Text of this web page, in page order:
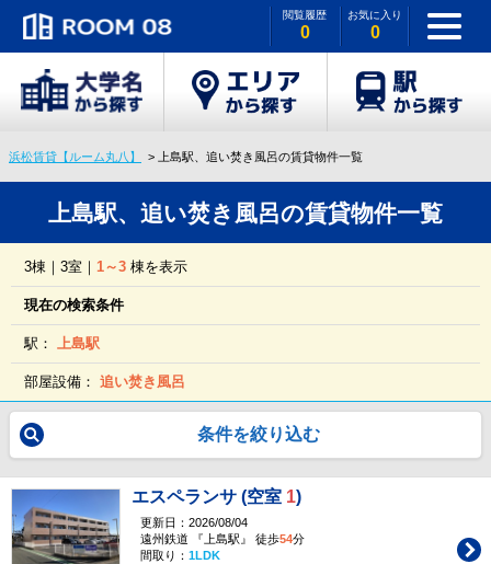
閲覧履歴
0
お気に入り
0
浜松賃貸【ルーム丸八】 上島駅、追い焚き風呂の賃貸物件一覧
上島駅、追い焚き風呂の賃貸物件一覧
3棟｜3室｜ 1～3 棟を表示
現在の検索条件
駅： 上島駅
部屋設備：追い焚き風呂
条件を絞り込む
エスペランサ (空室 1)
更新日：2026/08/04
遠州鉄道 『上島駅』 徒歩54分
間取り： 1LDK